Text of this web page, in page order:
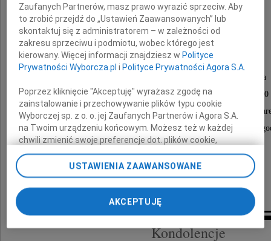
Elżbieta Hornung
Msza święta pogrzebowa zostanie odprawiona
w środę 1 kwietnia 2015 roku o godzinie 18.30
w kościele pw. Najświętszej Bogarodzicy Maryi, os.
Pogrzeb odbędzie się w czwartek 2 kwietnia 2015 roku o
na Cmentarzu Junikowskim.
W smutku pogrążona
rodzina
Kondolencje
Zaufanych Partnerów, masz prawo wyrazić sprzeciw. Aby
to zrobić przejdź do „Ustawień Zaawansowanych” lub
skontaktuj się z administratorem – w zależności od
zakresu sprzeciwu i podmiotu, wobec którego jest
kierowany. Więcej informacji znajdziesz wPolityce
Prywatności Wyborcza.pl iPolityce Prywatności Agora S.A.
Poprzez kliknięcie "Akceptuję" wyrażasz zgodę na
zainstalowanie i przechowywanie plików typu cookie
Wyborczej sp. z o. o. jej Zaufanych Partnerów i Agora S.A.
na Twoim urządzeniu końcowym. Możesz też w każdej
chwili zmienić swoje preferencje dot. plików cookie,
ponownie wywołując narzędzie do zarządzania Twoimi
preferencjami dot. przetwarzania danych poprzez
odnośnik „Ustawienia prywatności” w stopce serwisu i
przechodząc do sekcji „Ustawienia zaawansowane”.
Zmiana ustawień plików cookie możliwa jest także za
pomocą ustawień przeglądarki.
My, nasi Zaufani Partnerzy i Agora S.A. możemy
USTAWIENIA ZAAWANSOWANE
AKCEPTUJĘ